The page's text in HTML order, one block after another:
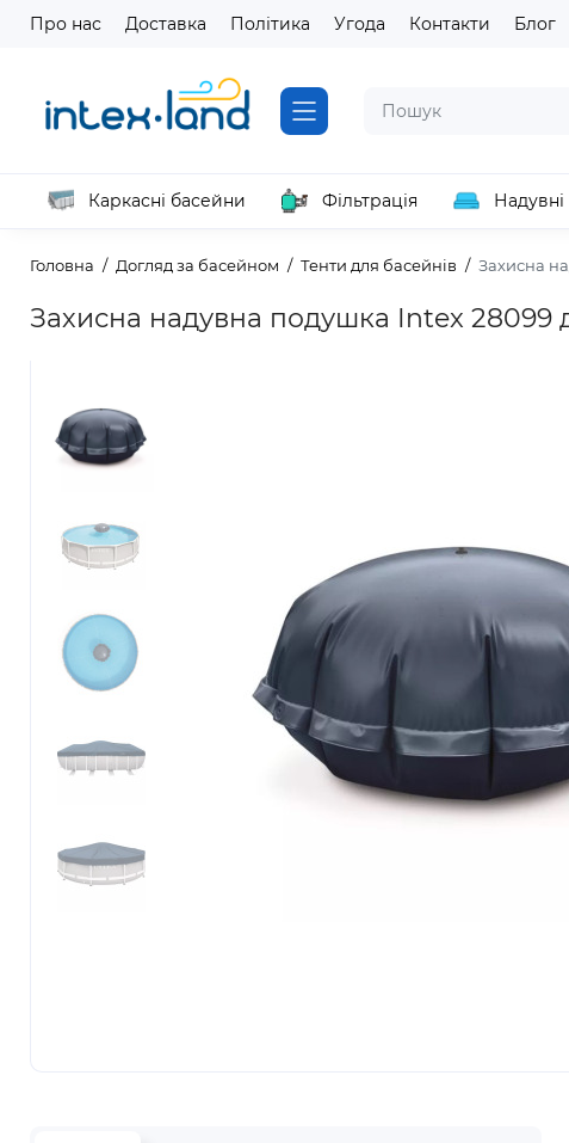
Про нас Доставка Політика Угода Контакти Блог
Каркасні басейни Фільтрація Надувні
Головна Догляд за басейном Тенти для басейнів Захисна
Захисна надувна подушка Intex 28099